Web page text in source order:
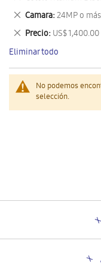
No podemos
selección.
artículo
este
artículo
Camara 24MP o más
Eliminar
este
artículo
Precio US$
Eliminar
este
artículo
Eliminar todo